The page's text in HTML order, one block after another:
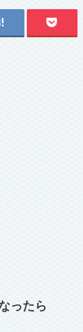
ったら